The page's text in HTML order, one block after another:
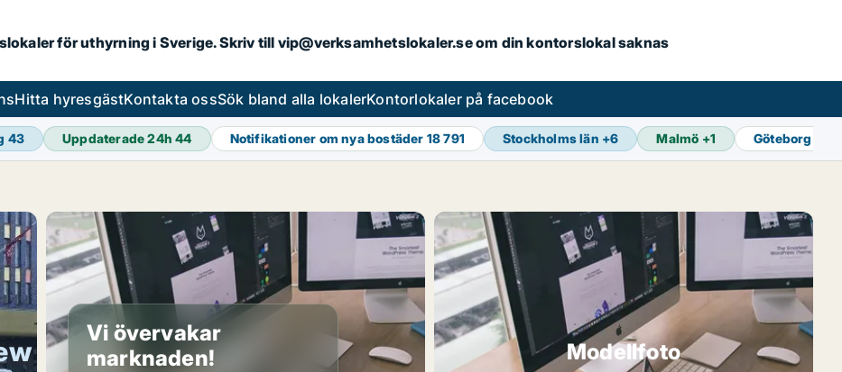
för uthyrning i Sverige. Skriv till vip@verksamhetslokaler.se om din kontorslokal saknas
Hitta hyresgästKontakta ossSök bland alla lokalerKontorlokaler på facebook
43 Uppdaterade 24h44 Notifikationer om nya bostäder 18 791 Stockholms län +6 Malmö +1 Göteborg
Vi övervakar
marknaden!
Modellfoto